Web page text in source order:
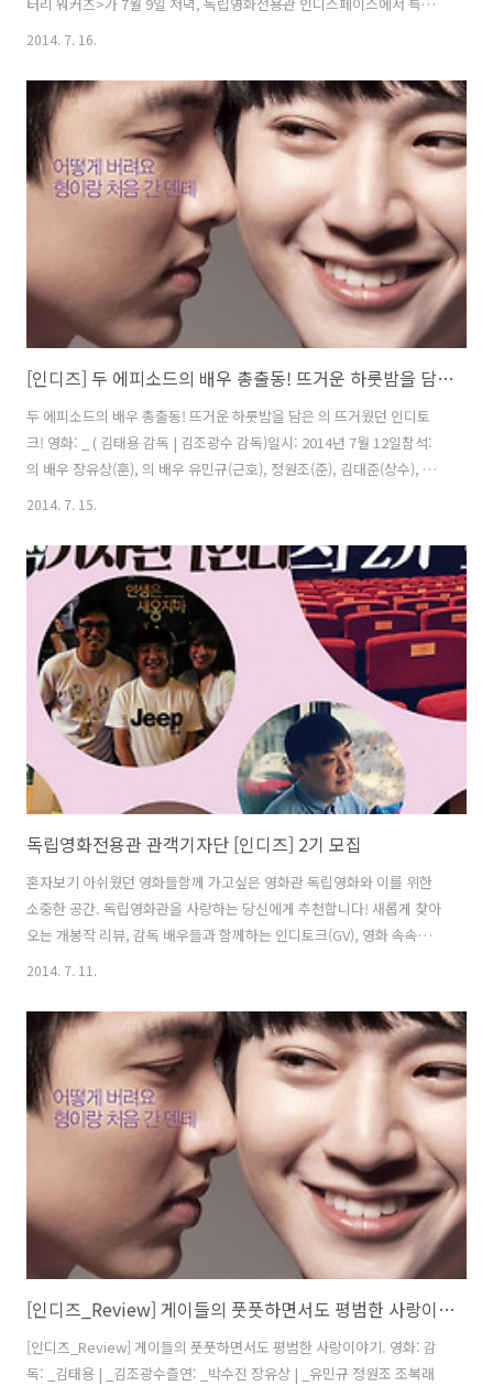
시사회를 개최했다.다큐멘터리워커즈>는 '2012년 국제협동조합의
이사장이 기획하고, 모리 야스유키 감독이 연출한 작품으로, 노동자 협동
조합 ‘워커즈 코프’의 활동과 그 안에서 협동하며 살아가는 사람들의 모
습을 담아낸 다큐멘터리이다. 노동자협동조합은 노동자이자 경영자인
조합원들이 유아, 보육, 교육, 노인 복지 등의 사업으로 지역 공동체에 서
비스를 제공하고 노동자가 스스로 일자리를 만드는 것이 목표인 회사이
다.더 나아가 조합원들, ..
2014. 7. 16.
[인디즈] 두 에피소드의 배우 총출동! 뜨거운 하룻밤을 담은 <원나잇 온리>의 뜨거웠던 인디토크!
두 에피소드의 배우 총출동! 뜨거운 하룻밤을 담은 의 뜨거웠던 인디토
크! 영화: _ ( 김태용 감독 | 김조광수 감독)일시: 2014년 7월 12일참석:
의 배우 장유상(훈), 의 배우 유민규(근호), 정원조(준), 김대준(상수), 조
복래(용우)진행: 이현희 인디스페이스 프로그래머관객기자단 [인디즈]
운 하룻밤을 담은 영화 의 인디토크가 있었다. 영화는 두 개의 에피소드
로 나뉘어 있는데 첫 번째 에피소드는 종로에서 일어난 하룻밤의 이야기
를 담은 김태용 감독의 . 두 번째 에피소드는 이태원에서 벌어지는 하룻
밤의 이야기를 담은 김조광수 감독의 이다. 이날은 배우 DAY로 의 배우
장유상(훈), 의 배우 유민규(근호), 정원조(준), 김대..
2014. 7. 15.
독립영화전용관 관객기자단 [인디즈] 2기 모집
혼자보기 아쉬웠던 영화들함께 가고싶은 영화관 독립영화와 이를 위한
소중한 공간. 독립영화관을 사랑하는 당신에게 추천합니다! 새롭게 찾아
오는 개봉작 리뷰, 감독 배우들과 함께하는 인디토크(GV), 영화 속속들이
당신을 기다립니다 :D 독립영화전용관 ‘인디스페이스’와 ‘인디플러스’의
얼굴, 관객기자단 [인디즈] 2기가 되어 독립영화를 사랑하는 사람들과 교
감을 나누어 보아요! 활동기간 2014년 8월 ~ 3개월 활동 (합격발표 후 활
동 시작 일 공지) 모집기간 -1차 서류전형 : 7월 14일(월)~27일(일)-1차
서류발표 : 7월 29일(화) 개별연락-2차 면접 : ..
2014. 7. 11.
[인디즈_Review] 게이들의 풋풋하면서도 평범한 사랑이야기. <원나잇 온리>
[인디즈_Review] 게이들의 풋풋하면서도 평범한 사랑이야기. 영화: 감
독: _김태용 | _김조광수츨연: _박수진 장유상 | _유민규 정원조 조복래